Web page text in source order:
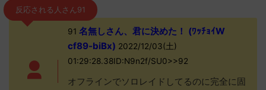
反応される人さん91
91 名無しさん、君に決めた！ (ﾜｯﾁｮｲW
cf89-biBx) 2022/12/03(土)
01:29:28.38ID:N9n2f/SU0>>92
オフラインでソロレイドしてるのに完全に固